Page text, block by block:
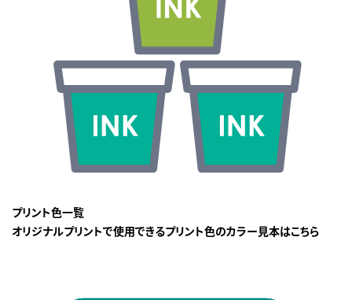
プリント色一覧
オリジナルプリントで使用できるプリント色のカラー見本はこちら